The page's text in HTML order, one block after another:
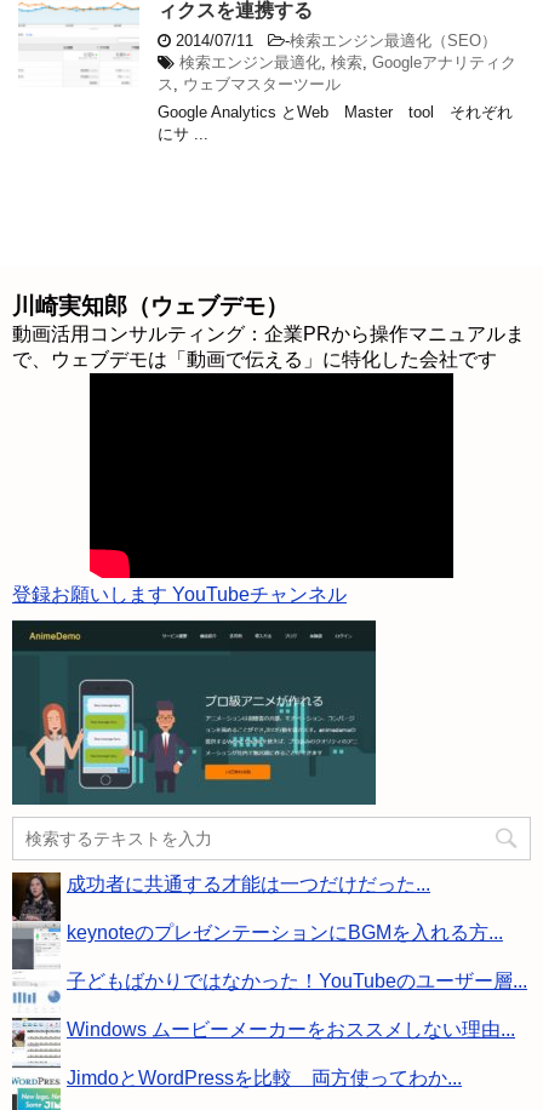
ィクスを連携する
2014/07/11 -検索エンジン最適化（SEO）
検索エンジン最適化, 検索, Googleアナリティク
ス , ウェブマスターツール
Google Analytics とWeb Master tool それぞれ
にサ ...
川崎実知郎（ウェブデモ）
動画活用コンサルティング：企業PRから操作マニュアルま
で、ウェブデモは「動画で伝える」に特化した会社です
登録お願いします YouTubeチャンネル
成功者に共通する才能は一つだけだった...
keynoteのプレゼンテーションにBGMを入れる方...
子どもばかりではなかった！YouTubeのユーザー層...
Windows ムービーメーカーをおススメしない理由...
JimdoとWordPressを比較 両方使ってわか...